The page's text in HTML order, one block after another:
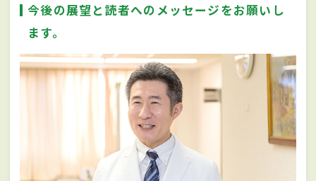
今後の展望と読者へのメッセージをお願いし
ます。